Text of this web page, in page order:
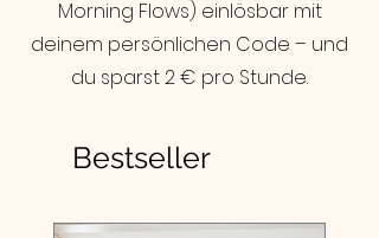
Morning Flows) einlösbar mit
deinem persönlichen Code – und
du sparst 2 € pro Stunde.
Bestseller